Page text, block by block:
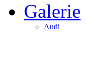
Galerie
Audi